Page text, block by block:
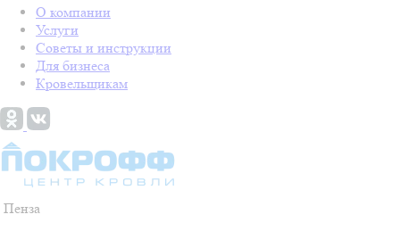
О компании
Услуги
Советы и инструкции
Для бизнеса
Кровельщикам
Пенза